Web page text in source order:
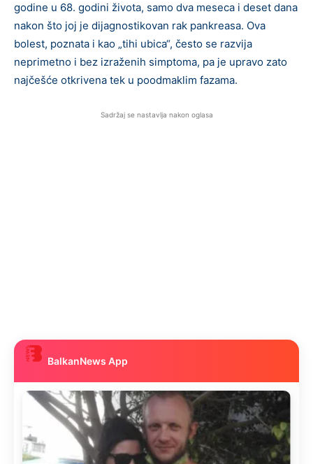
godine u 68. godini života, samo dva meseca i deset dana
nakon što joj je dijagnostikovan rak pankreasa. Ova
bolest, poznata i kao „tihi ubica“, često se razvija
neprimetno i bez izraženih simptoma, pa je upravo zato
najčešće otkrivena tek u poodmaklim fazama.
Sadržaj se nastavlja nakon oglasa
BalkanNews App